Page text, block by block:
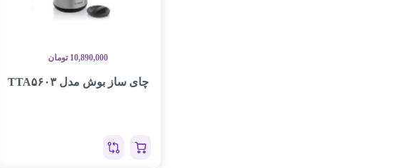
10,890,000 تومان
چای ساز بوش مدل TTA۵۶۰۳